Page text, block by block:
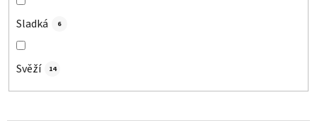
Sladká 6
Svěží 14